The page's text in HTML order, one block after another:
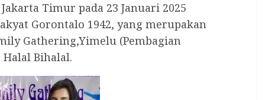
Timur pada 23 Januari 2025
Gorontalo 1942, yang merupakan
Gathering,Yimelu (Pembagian
Halal Bihalal.